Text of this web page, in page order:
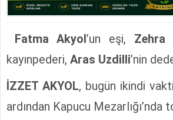
Fatma Akyol’un eşi, Zehra
kayınpederi, Aras Uzdilli’nin
İZZET AKYOL, bugün ikindi vakti
ardından Kapucu